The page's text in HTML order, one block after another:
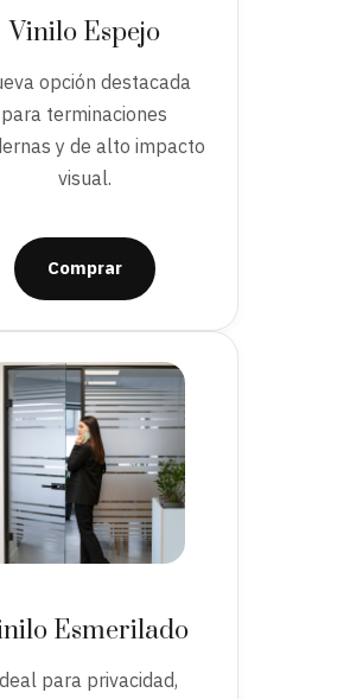
Vinilo Espejo
opción destacada
para terminaciones
y de alto impacto
visual.
Comprar
Esmerilado
para privacidad,